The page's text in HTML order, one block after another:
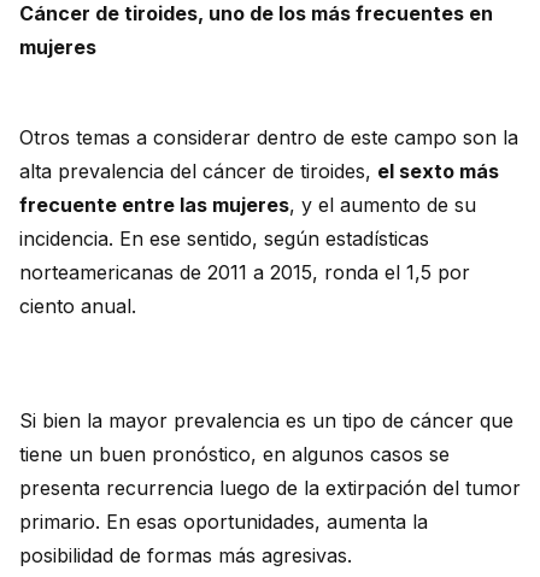
Cáncer de tiroides, uno de los más frecuentes en
mujeres
Otros temas a considerar dentro de este campo son la
alta prevalencia del cáncer de tiroides, el sexto más
frecuente entre las mujeres, y el aumento de su
incidencia. En ese sentido, según estadísticas
norteamericanas de 2011 a 2015, ronda el 1,5 por
ciento anual.
Si bien la mayor prevalencia es un tipo de cáncer que
tiene un buen pronóstico, en algunos casos se
presenta recurrencia luego de la extirpación del tumor
primario. En esas oportunidades, aumenta la
posibilidad de formas más agresivas.